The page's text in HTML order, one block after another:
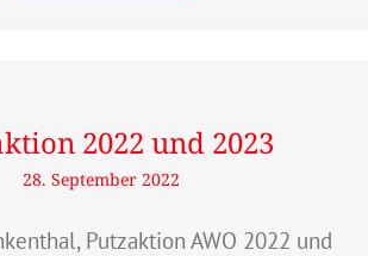
2022 und 2023
28. September 2022
Putzaktion AWO 2022 und